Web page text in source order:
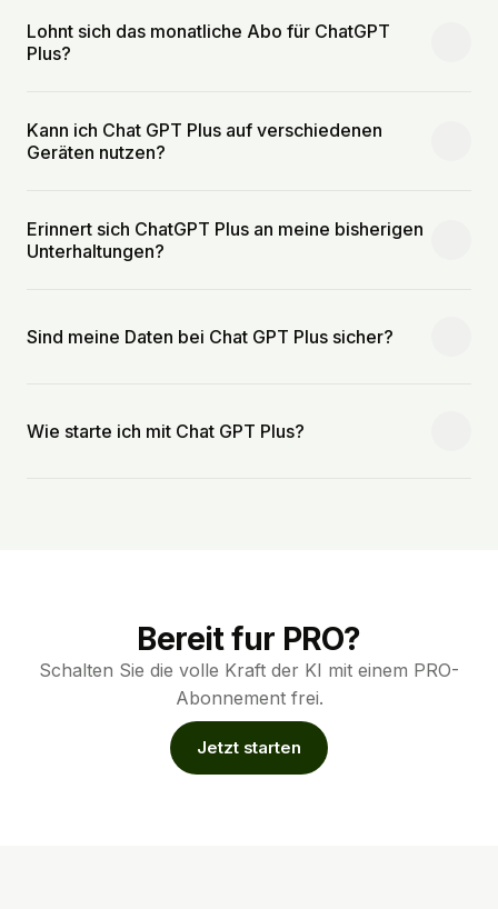
Lohnt sich das monatliche Abo für ChatGPT
Plus?
Kann ich Chat GPT Plus auf verschiedenen
Geräten nutzen?
Erinnert sich ChatGPT Plus an meine bisherigen
Unterhaltungen?
Sind meine Daten bei Chat GPT Plus sicher?
Wie starte ich mit Chat GPT Plus?
Bereit fur PRO?
Schalten Sie die volle Kraft der KI mit einem PRO-
Abonnement frei.
Jetzt starten